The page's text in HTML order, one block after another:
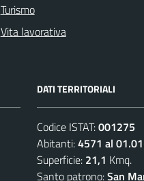
Turismo
Vita lavorativa
DATI TERRITORIALI
Codice ISTAT:001275
Abitanti:4571 al
Superficie: 21,1 Kmq.
Santo patrono:San